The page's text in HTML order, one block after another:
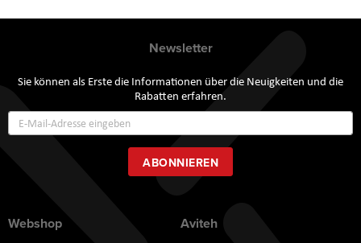
Newsletter
Sie können als Erste die Informationen über die Neuigkeiten und die
Rabatten erfahren.
zum
Newsletter:
ABONNIEREN
Webshop Aviteh